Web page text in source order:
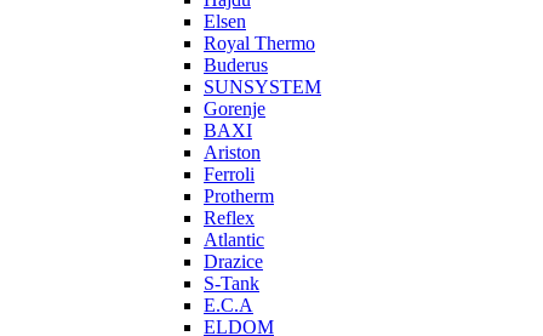
Elsen
Royal Thermo
Buderus
SUNSYSTEM
Gorenje
BAXI
Ariston
Ferroli
Protherm
Reflex
Atlantic
Drazice
S-Tank
E.C.A
ELDOM